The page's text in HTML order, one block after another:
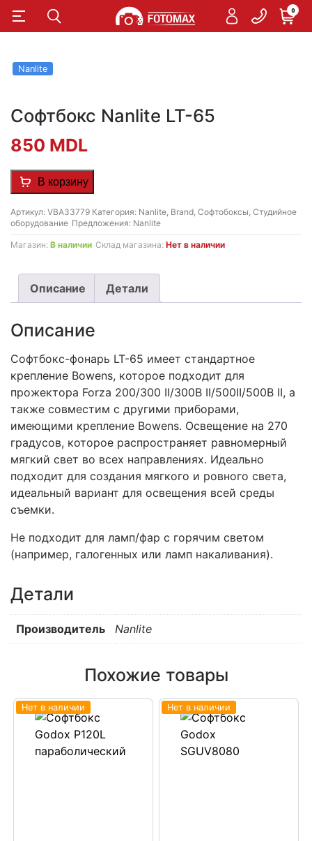
0
Nanlite
Софтбокс Nanlite LT-65
850 MDL
В корзину
Артикул: VBA33779 Категория: Nanlite, Brand, Софтобоксы, Студийное
оборудование Предложения: Nanlite
Магазин: В наличии Склад магазина: Нет в наличии
Описание Детали
Описание
Софтбокс-фонарь LT-65 имеет стандартное
крепление Bowens, которое подходит для
прожектора Forza 200/300 II/300B II/500II/500B II, а
также совместим с другими приборами,
имеющими крепление Bowens. Освещение на 270
градусов, которое распространяет равномерный
мягкий свет во всех направлениях. Идеально
подходит для создания мягкого и ровного света,
идеальный вариант для освещения всей среды
съемки.
Не подходит для ламп/фар с горячим светом
(например, галогенных или ламп накаливания).
Детали
Производитель Nanlite
Похожие товары
Нет в наличии Нет в наличии